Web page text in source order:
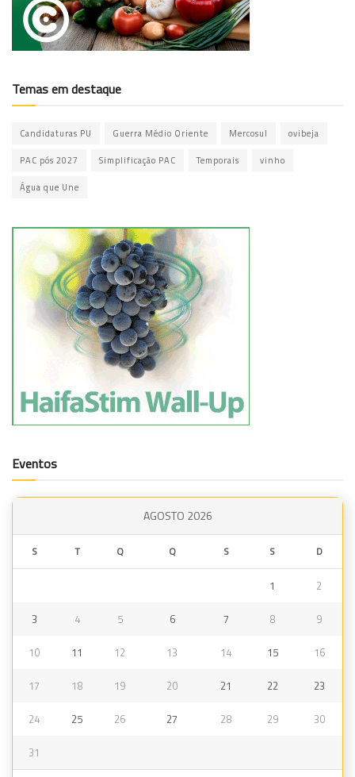
Temas em destaque
Candidaturas PU Guerra Médio Oriente Mercosul ovibeja
PAC pós 2027 Simplificação PAC Temporais vinho
Água que Une
Eventos
AGOSTO 2026
S T Q Q S S D
1 2
3 4 5 6 7 8 9
10 11 12 13 14 15 16
17 18 19 20 21 22 23
24 25 26 27 28 29 30
31